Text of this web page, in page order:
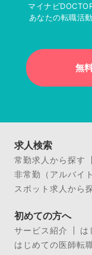
マイナビ
あなたの転職活
無
求人検索
常勤求人から探す
非常勤（アルバイ
スポット求人から
初めての方へ
サービス紹介
は
はじめての医師転